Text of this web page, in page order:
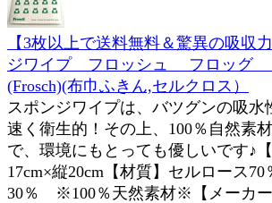
【3枚以上で送料無料＆驚異の吸収
ジワイプ フロッシュ フロッグ
(Frosch)(布巾ふきん,セルクロス）
スポンジワイプは、バツグンの吸水
速く衛生的！その上、100％自然素
で、環境にもとっても優しいです♪
17cm×縦20cm【材質】セルロース70
30％ ※100％天然素材※【メーカー